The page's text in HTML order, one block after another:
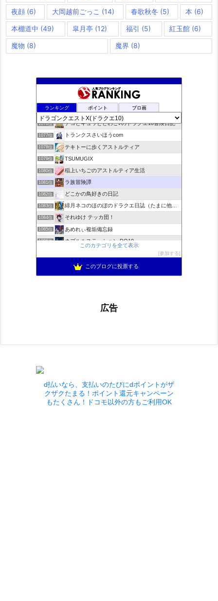
夜顔 (6) 大岡越前ごっこ (14) 春歌秋冬 (5) 本 (6)
本棚道中 (49) 皐月亭 (12) 福引 (5) 紅玉館(6)
魔物 (8) 魔界 (8)
ランキング ポイント ブロ画
咲くやこのはな
1075位 ドラクエ10ラウラの日常とチーム運営ブログ
1076位 デコとギュッとどわこ♪のドラクエ10冒険日記
1077位 トランクスさいほうcom
1078位 テキトーに歩くアストルティア
1079位 TSUMUGIX
1080位 稲上いちごのアストルティア生活
1081位 ラ族冒険譚
1082位 どこかの鳥好きの日記
1083位 緋月ネコのほのぼのドラクエ日誌（たまに他のことも書いてます)
1084位 それゆけ テッカ団！
1085位 あめれぃ複垢備忘録
1086位 ネプルルステーション DQ10
アリアドネからのお便り『Aria de nouvelles』
ぽんこつゲーマーのひみつきち
このカテゴリを全て表示
参加する
このブログに投票する
広告
d払いなら、支払いのたびにdポイントがザ
クザクたまる！ポイント還元キャンペーン
もたくさん！ドコモ以外の方もご利用OK